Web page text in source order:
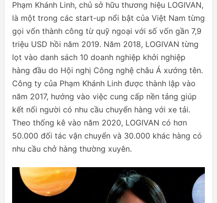
Phạm Khánh Linh, chủ sở hữu thương hiệu LOGIVAN,
là một trong các start-up nổi bật của Việt Nam từng
gọi vốn thành công từ quỹ ngoại với số vốn gần 7,9
triệu USD hồi năm 2019. Năm 2018, LOGIVAN từng
lọt vào danh sách 10 doanh nghiệp khởi nghiệp
hàng đầu do Hội nghị Công nghệ châu Á xướng tên.
Công ty của Phạm Khánh Linh được thành lập vào
năm 2017, hướng vào việc cung cấp nền tảng giúp
kết nối người có nhu cầu chuyển hàng với xe tải.
Theo thống kê vào năm 2020, LOGIVAN có hơn
50.000 đối tác vận chuyển và 30.000 khác hàng có
nhu cầu chở hàng thường xuyên.